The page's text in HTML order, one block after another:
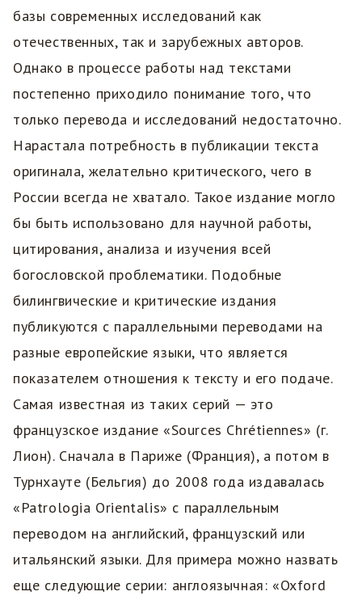
базы современных исследований как
отечественных, так и зарубежных авторов.
Однако в процессе работы над текстами
постепенно приходило понимание того, что
только перевода и исследований недостаточно.
Нарастала потребность в публикации текста
оригинала, желательно критического, чего в
России всегда не хватало. Такое издание могло
бы быть использовано для научной работы,
цитирования, анализа и изучения всей
богословской проблематики. Подобные
билингвические и критические издания
публикуются с параллельными переводами на
разные европейские языки, что является
показателем отношения к тексту и его подаче.
Самая известная из таких серий — это
французское издание «Sources Chrétiennes» (г.
Лион). Сначала в Париже (Франция), а потом в
Турнхауте (Бельгия) до 2008 года издавалась
«Patrologia Orientalis» с параллельным
переводом на английский, французский или
итальянский языки. Для примера можно назвать
еще следующие серии: англоязычная: «Oxford